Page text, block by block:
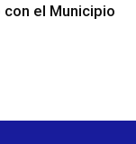
el Municipio